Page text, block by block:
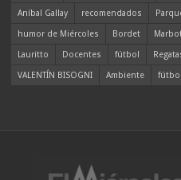
Aníbal Gallay
recomendados
humor de Miércoles
Bordet
Lauritto
Docentes fútbol
VALENTÍN BISOGNI
Ambiente